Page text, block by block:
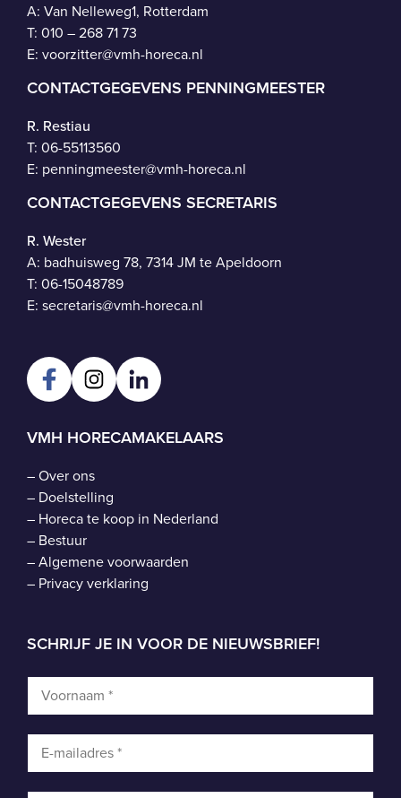
A: Van Nelleweg1, Rotterdam
T: 010 – 268 71 73
E: voorzitter@vmh-horeca.nl
CONTACTGEGEVENS PENNINGMEESTER
R. Restiau
T: 06-55113560
E: penningmeester@vmh-horeca.nl
CONTACTGEGEVENS SECRETARIS
R. Wester
A: badhuisweg 78, 7314 JM te Apeldoorn
T: 06-15048789
E: secretaris@vmh-horeca.nl
VMH HORECAMAKELAARS
–Over ons
– Doelstelling
– Horeca te koop in Nederland
– Bestuur
–Algemene voorwaarden
– Privacy verklaring
SCHRIJF JE IN VOOR DE NIEUWSBRIEF!